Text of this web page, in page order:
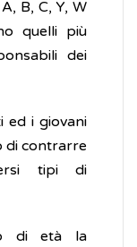
B, C, Y, W
quelli più
dei
ed i giovani
di contrarre
tipi di
di età la